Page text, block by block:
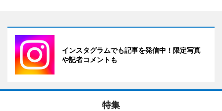
インスタグラムでも記事を発信中！限定写真
や記者コメントも
特集